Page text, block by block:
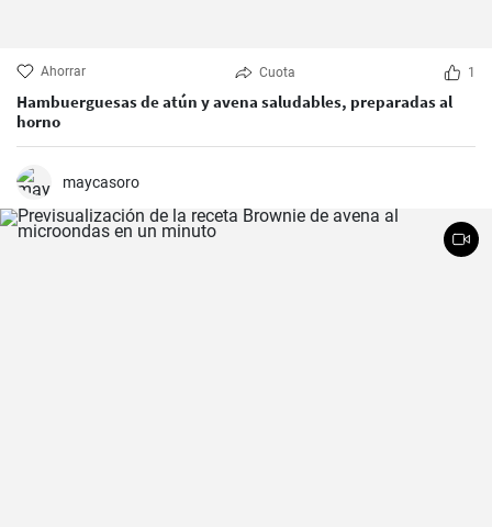
Ahorrar Cuota 1
Hambuerguesas de atún y avena saludables, preparadas al
horno
maycasoro